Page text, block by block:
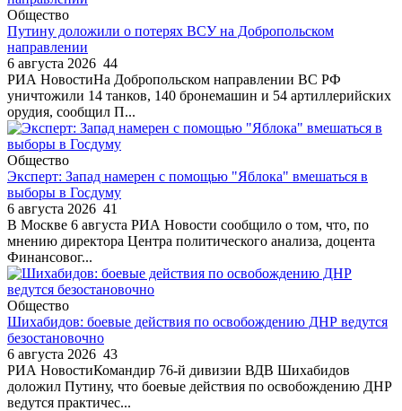
Общество
Путину доложили о потерях ВСУ на Добропольском
направлении
6 августа 2026 44
РИА НовостиНа Добропольском направлении ВС РФ
уничтожили 14 танков, 140 бронемашин и 54 артиллерийских
орудия, сообщил П...
Общество
Эксперт: Запад намерен с помощью "Яблока" вмешаться в
выборы в Госдуму
6 августа 2026 41
В Москве 6 августа РИА Новости сообщило о том, что, по
мнению директора Центра политического анализа, доцента
Финансовог...
Общество
Шихабидов: боевые действия по освобождению ДНР ведутся
безостановочно
6 августа 2026 43
РИА НовостиКомандир 76-й дивизии ВДВ Шихабидов
доложил Путину, что боевые действия по освобождению ДНР
ведутся практичес...